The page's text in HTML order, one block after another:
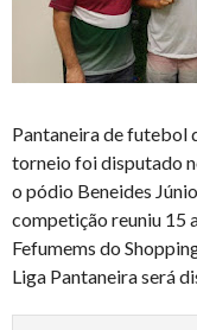
Pantaneira de futebol
torneio foi disputado
o pódio Beneides
competição reuniu 15
Fefumems do
Liga Pantaneira será